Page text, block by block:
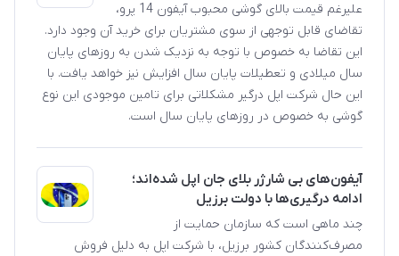
علیرغم قیمت بالای گوشی محبوب آیفون 14 پرو،
تقاضای قابل توجهی از سوی مشتریان برای خرید آن وجود دارد.
این تقاضا به خصوص با توجه به نزدیک شدن به روزهای پایان
سال میلادی و تعطیلات پایان سال افزایش نیز خواهد یافت. با
این حال شرکت اپل درگیر مشکلاتی برای تامین موجودی این نوع
گوشی به خصوص در روزهای پایان سال است.
آیفون‌های بی شارژر بلای جان اپل شده‌اند؛
ادامه درگیری‌ها با دولت برزیل
چند ماهی است که سازمان حمایت از
مصرف‌کنندگان کشور برزیل، با شرکت اپل به دلیل فروش